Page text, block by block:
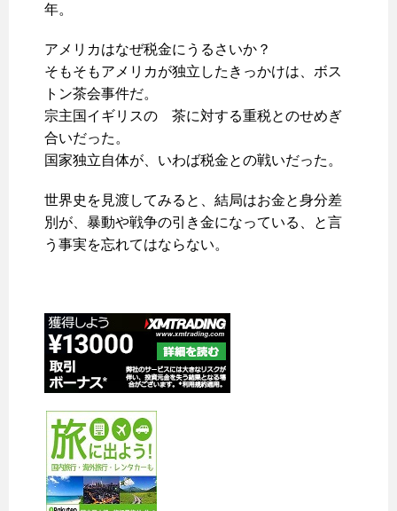
年。
アメリカはなぜ税金にうるさいか？
そもそもアメリカが独立したきっかけは、ボス
トン茶会事件だ。
宗主国イギリスの 茶に対する重税とのせめぎ
合いだった。
国家独立自体が、いわば税金との戦いだった。
世界史を見渡してみると、結局はお金と身分差
別が、暴動や戦争の引き金になっている、と言
う事実を忘れてはならない。